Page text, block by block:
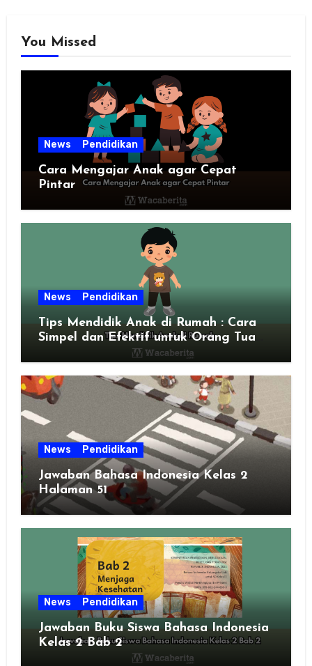
You Missed
News Pendidikan
Cara Mengajar Anak agar Cepat
Pintar
News Pendidikan
Tips Mendidik Anak di Rumah : Cara
Simpel dan Efektif untuk Orang Tua
Zaman Sekarang
News Pendidikan
Jawaban Bahasa Indonesia Kelas 2
Halaman 51
News Pendidikan
Jawaban Buku Siswa Bahasa Indonesia
Kelas 2 Bab 2